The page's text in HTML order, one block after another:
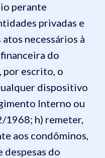
perante
privadas e
necessários à
do
por escrito, o
dispositivo
Interno ou
1968; h) remeter,
aos condôminos,
despesas do